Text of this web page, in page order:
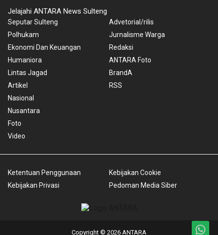
Jelajahi ANTARA News Sulteng
Seputar Sulteng
Polhukam
Ekonomi Dan Keuangan
Humaniora
Lintas Jagad
Artikel
Nasional
Nusantara
Foto
Video
Advetorial/rilis
Jurnalisme Warga
Redaksi
ANTARA Foto
BrandA
RSS
Ketentuan Penggunaan
Kebijakan Privasi
Kebijakan Cookie
Pedoman Media Siber
Copyright © 2026 ANTARA